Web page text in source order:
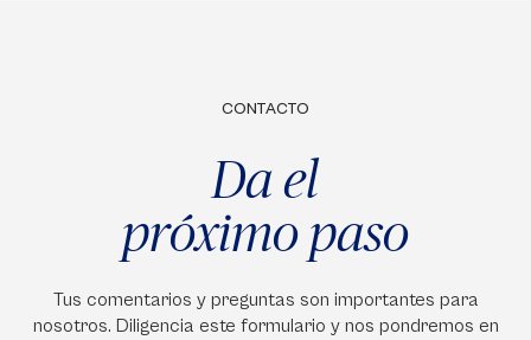
CONTACTO
Da el
próximo paso
Tus comentarios y preguntas son importantes para
nosotros. Diligencia este formulario y nos pondremos en